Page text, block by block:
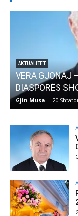
AKTUALITET
Pregaditi
Gjin Musa - 8